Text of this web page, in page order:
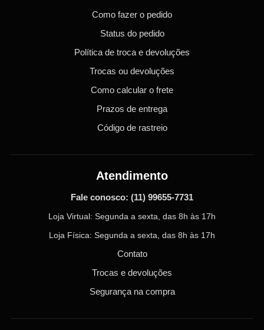
Como fazer o pedido
Status do pedido
Política de troca e devoluções
Trocas ou devoluções
Como calcular o frete
Prazos de entrega
Código de rastreio
Atendimento
Fale conosco: (11) 99655-7731
Loja Virtual: Segunda a sexta, das 8h às 17h
Loja Física: Segunda a sexta, das 8h às 17h
Contato
Trocas e devoluções
Segurança na compra